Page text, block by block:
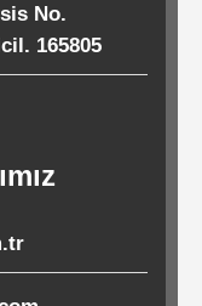
No.
165805